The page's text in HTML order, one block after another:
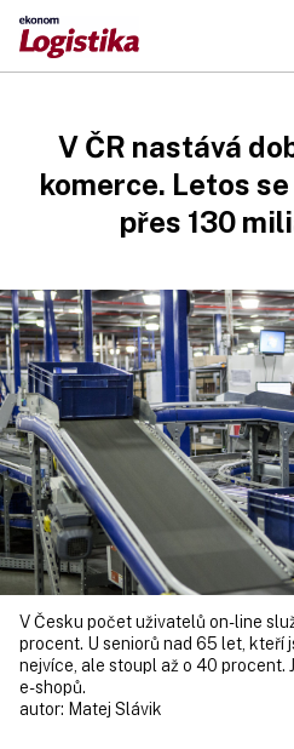
V ČR nastává
komerce. Letos
přes 130
V Česku počet uživatelů on-line
procent. U seniorů nad 65 let, kteří
nejvíce, ale stoupl až o 40 procent.
e-shopů.
autor: Matej Slávik